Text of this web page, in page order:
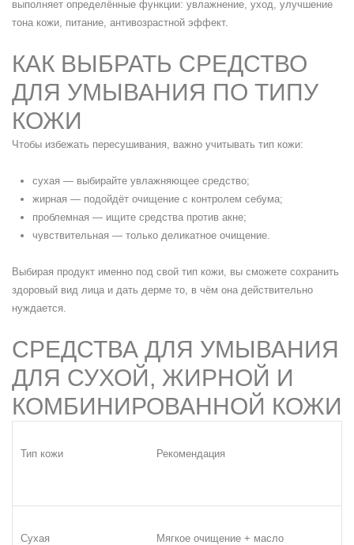
выполняет определённые функции: увлажнение, уход, улучшение
тона кожи, питание, антивозрастной эффект.
КАК ВЫБРАТЬ СРЕДСТВО
ДЛЯ УМЫВАНИЯ ПО ТИПУ
КОЖИ
Чтобы избежать пересушивания, важно учитывать тип кожи:
сухая — выбирайте увлажняющее средство;
жирная — подойдёт очищение с контролем себума;
проблемная — ищите средства против акне;
чувствительная — только деликатное очищение.
Выбирая продукт именно под свой тип кожи, вы сможете сохранить
здоровый вид лица и дать дерме то, в чём она действительно
нуждается.
СРЕДСТВА ДЛЯ УМЫВАНИЯ
ДЛЯ СУХОЙ, ЖИРНОЙ И
КОМБИНИРОВАННОЙ КОЖИ
Тип кожи Рекомендация
Сухая Мягкое очищение + масло